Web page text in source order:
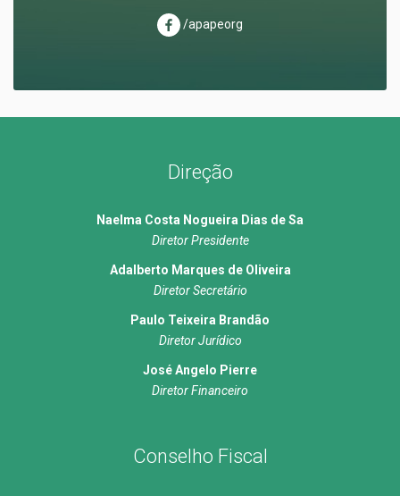
/apapeorg
Direção
Naelma Costa Nogueira Dias de Sa
Diretor Presidente
Adalberto Marques de Oliveira
Diretor Secretário
Paulo Teixeira Brandão
Diretor Jurídico
José Angelo Pierre
Diretor Financeiro
Conselho Fiscal